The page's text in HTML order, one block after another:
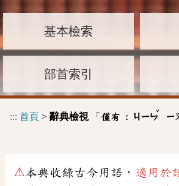
基本檢索
部首索引
::: 首頁 > 辭典檢視「 僅有 : ㄐㄧㄣ
ˇ
ㄧ
⚠本典收錄古今用語， 適用於